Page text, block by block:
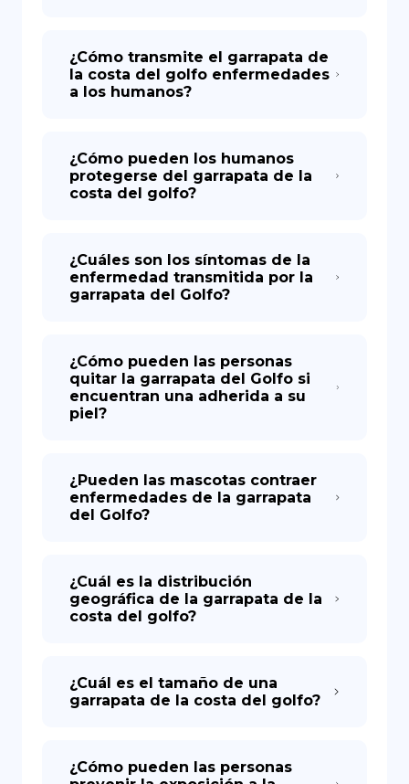
¿Cómo transmite el garrapata de
la costa del golfo enfermedades
a los humanos?
¿Cómo pueden los humanos
protegerse del garrapata de la
costa del golfo?
¿Cuáles son los síntomas de la
enfermedad transmitida por la
garrapata del Golfo?
¿Cómo pueden las personas
quitar la garrapata del Golfo si
encuentran una adherida a su
piel?
¿Pueden las mascotas contraer
enfermedades de la garrapata
del Golfo?
¿Cuál es la distribución
geográfica de la garrapata de la
costa del golfo?
¿Cuál es el tamaño de una
garrapata de la costa del golfo?
¿Cómo pueden las personas